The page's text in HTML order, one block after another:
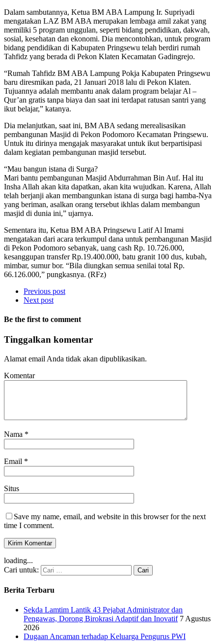
Dalam sambutannya, Ketua BM ABA Lampung Ir. Supriyadi
mengatakan LAZ BM ABA merupakan lembaga amil zakat yang
memiliki 5 program unggulan, seperti bidang pendidikan, dakwah,
sosial, kesehatan dan ekonomi. Dia mencontohkan, untuk program
bidang pendidikan di Kabupaten Pringsewu telah berdiri rumah
Tahfidz yang berada di Pekon Klaten Kecamatan Gadingrejo.
“Rumah Tahfidz BM ABA Lampung Pokja Kabupaten Pringsewu
baru diresmikan pada, 21 Januari 2018 lalu di Pekon Klaten.
Tujuannya adalah membantu anak dalam program belajar Al –
Qur’an gratis tanpa biaya dan saat ini terdapat ratusan santri yang
ikut belajar,” katanya.
Dia melanjutkan, saat ini, BM ABA sedang merealisasikan
pembangunan Masjid di Pekon Podomoro Kecamatan Pringsewu.
Untuk itu dirinya mengajak masyarakat untuk ikut berpartisipasi
dalam kegiatan pembangunan masjid tersebut.
“Mau bangun istana di Surga?
Mari bantu pembangunan Masjid Abdurrahman Bin Auf. Hal itu
Insha Allah akan kita dapatkan, akan kita wujudkan. Karena, Allah
telah berjanji akan membangunkan istana di surga bagi hamba-Nya
yang beriman, asalkan orang tersebut ikhlas dalam membangun
masjid di dunia ini,” ujarnya.
Sementara itu, Ketua BM ABA Pringsewu Latif Al Imami
mengatakan dari acara terkumpul dana untuk pembangunan Masjid
di Pekon Podomoro sebanyak, uang cash Rp. 10.726.000,
kesanggupan transfer Rp.19.400.000, batu granit 100 dus, kubah,
mimbar, sumur bor. “Bila diungkan semua senilai total Rp.
66.126.000,” pungkasnya. (RFz)
Previous post
Next post
Be the first to comment
Tinggalkan komentar
Alamat email Anda tidak akan dipublikasikan.
Komentar
Nama *
Email *
Situs
Save my name, email, and website in this browser for the next
time I comment.
loading...
Cari untuk:
Berita Terbaru
Sekda Lamtim Lantik 43 Pejabat Administrator dan
Pengawas, Dorong Birokrasi Adaptif dan Inovatif 7 Agustus
2026
Dugaan Ancaman terhadap Keluarga Pengurus PWI